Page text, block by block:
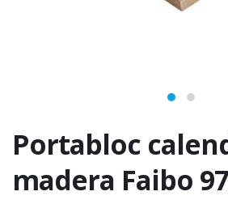
Portabloc
madera Faibo